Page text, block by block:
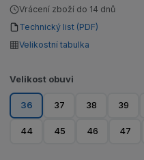
Vrácení zboží do 14 dnů
Technický list (PDF)
Velikostní tabulka
Velikost obuvi
36 37 38 39
44 45 46 47